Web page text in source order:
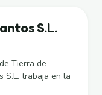
S.L.
Tierra de
S.L. trabaja en la